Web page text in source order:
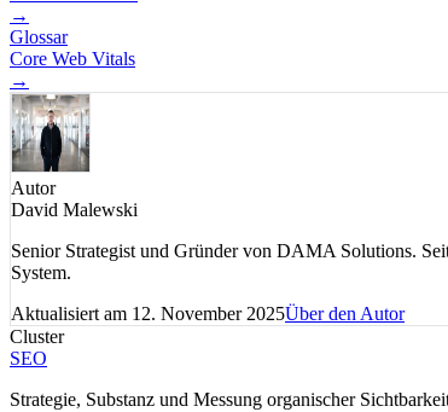
→
Glossar
Core Web Vitals
→
Autor
David Malewski
Senior Strategist und Gründer von DAMA Solutions.
System.
Aktualisiert am 12. November 2025Über den Autor
Cluster
SEO
Strategie, Substanz und Messung organischer